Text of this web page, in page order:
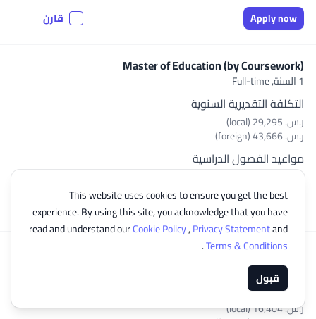
Apply now
قارن
Master of Education (by Coursework)
1 السنة, Full-time
التكلفة التقديرية السنوية
ر.س.‏ 29,295 (local)
ر.س.‏ 43,666 (foreign)
مواعيد الفصول الدراسية
Apply now
قارن
Master of Education by Research – ODL
Full-time, Part-time, Online
التكلفة التقديرية السنوية
ر.س.‏ 16,404 (local)
This website uses cookies to ensure you get the best
experience. By using this site, you acknowledge that you have
read and understand ourCookie Policy,Privacy Statementand
Terms & Conditions
.
قبول